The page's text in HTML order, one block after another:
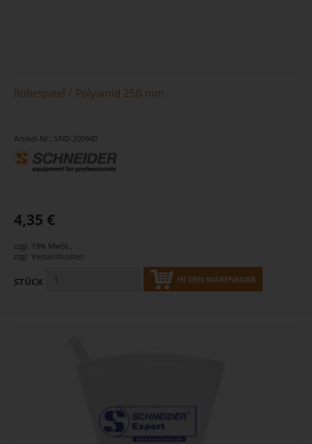
Rührspatel / Polyamid 250 mm
Artikel-Nr.: SND-200940
4,35 €
zzgl. 19% MwSt.,
zzgl. Versandkosten
STÜCK IN DEN WARENKORB